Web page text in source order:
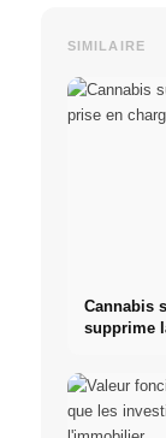
SIMILAIRE
Cannabis
supprime